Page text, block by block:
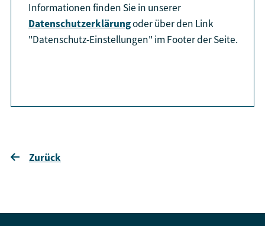
Informationen finden Sie in unserer
Datenschutzerklärungoder über den Link
"Datenschutz-Einstellungen" im Footer der Seite.
Zurück